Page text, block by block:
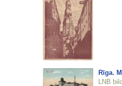
Rīga.
LNB